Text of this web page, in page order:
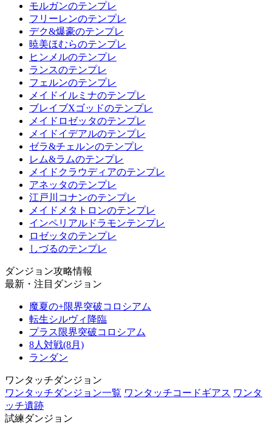
モルガンのテンプレ
フリーレンのテンプレ
デク&爆豪のテンプレ
暁美ほむらのテンプレ
ヒンメルのテンプレ
ランスのテンプレ
フェルンのテンプレ
メイドイルミナのテンプレ
ブレイブXゴッドのテンプレ
メイドロゼッタのテンプレ
メイドイデアルのテンプレ
ゼラ&チェルンのテンプレ
レム&ラムのテンプレ
メイドクラウディアのテンプレ
アネッタのテンプレ
江戸川コナンのテンプレ
メイドメタトロンのテンプレ
インペリアルドラモンテンプレ
ロゼッタのテンプレ
しづるのテンプレ
ダンジョン攻略情報
最新・注目ダンジョン
魔夏の+限界突破コロシアム
転生シルヴィ降臨
プラス限界突破コロシアム
8人対戦(8月)
ランダン
ワンタッチダンジョン
ワンタッチダンジョン一覧 ワンタッチコードギアス ワンタ
ッチ遺跡
試練ダンジョン